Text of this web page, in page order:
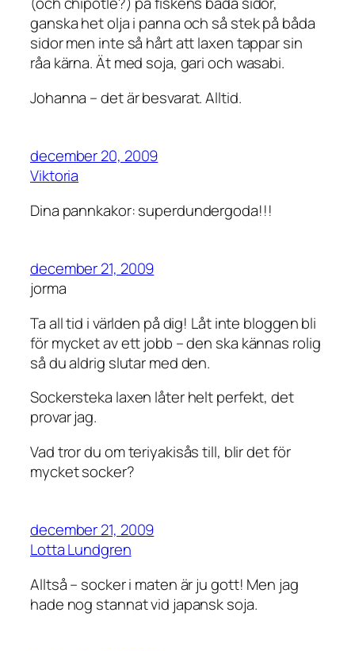
ganska het olja i panna och så stek på båda
sidor men inte så hårt att laxen tappar sin
råa kärna. Ät med soja, gari och wasabi.
Johanna – det är besvarat. Alltid.
december 20, 2009
Viktoria
Dina pannkakor: superdundergoda!!!
december 21, 2009
jorma
Ta all tid i världen på dig! Låt inte bloggen bli
för mycket av ett jobb – den ska kännas rolig
så du aldrig slutar med den.
Sockersteka laxen låter helt perfekt, det
provar jag.
Vad tror du om teriyakisås till, blir det för
mycket socker?
december 21, 2009
Lotta Lundgren
Alltså – socker i maten är ju gott! Men jag
hade nog stannat vid japansk soja.